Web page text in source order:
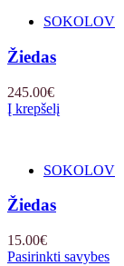
SOKOLOV
Žiedas
245.00€
Į krepšelį
SOKOLOV
Žiedas
15.00€
Pasirinkti savybes